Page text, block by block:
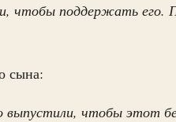
чтобы поддержать его.
сына:
чтобы этот